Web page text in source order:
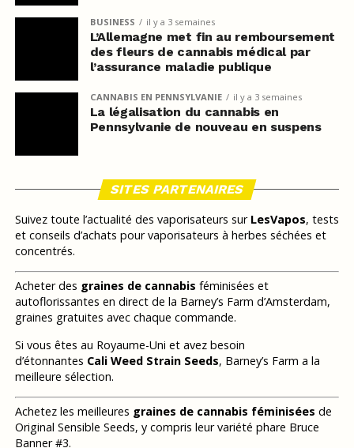
BUSINESS il y a 3 semaines
L’Allemagne met fin au remboursement
des fleurs de cannabis médical par
l’assurance maladie publique
CANNABIS EN PENNSYLVANIE il y a 3 semaines
La légalisation du cannabis en
Pennsylvanie de nouveau en suspens
SITES PARTENAIRES
Suivez toute l’actualité des vaporisateurs sur LesVapos, tests
et conseils d’achats pour vaporisateurs à herbes séchées et
concentrés.
Acheter des graines de cannabis féminisées et
autoflorissantes en direct de la Barney’s Farm d’Amsterdam,
graines gratuites avec chaque commande.
Si vous êtes au Royaume-Uni et avez besoin
d’étonnantes Cali Weed Strain Seeds, Barney’s Farm a la
meilleure sélection.
Achetez les meilleures graines de cannabis féminisées de
Original Sensible Seeds, y compris leur variété phare Bruce
Banner #3.